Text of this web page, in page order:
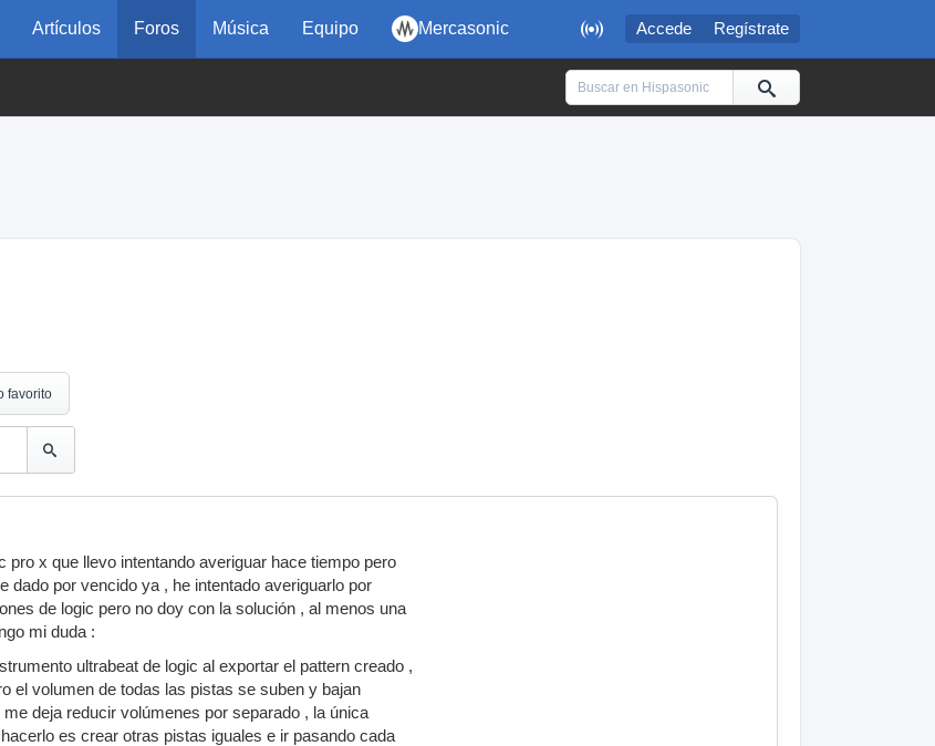
 Accede Regístrate
Artículos Foros Música Equipo Mercasonic
favorito
pro x que llevo intentando averiguar hace tiempo pero
dado por vencido ya , he intentado averiguarlo por
de logic pero no doy con la solución , al menos una
mi duda :
ultrabeat de logic al exportar el pattern creado ,
el volumen de todas las pistas se suben y bajan
deja reducir volúmenes por separado , la única
es crear otras pistas iguales e ir pasando cada